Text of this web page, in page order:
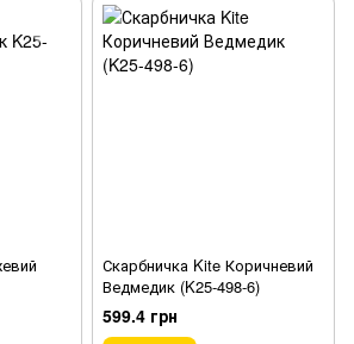
Скарбничка Kite Коричневий
Ведмедик (K25-498-6)
599.4 грн